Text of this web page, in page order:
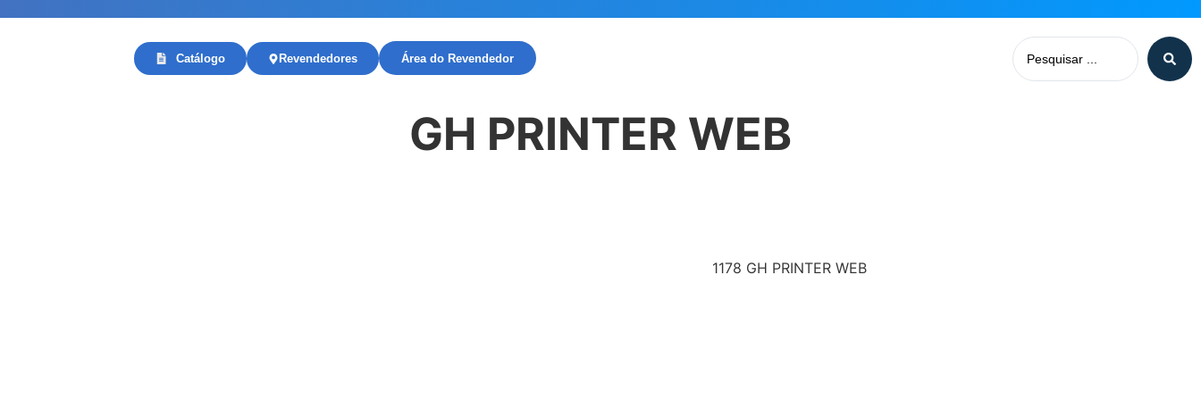
Catálogo Revendedores Área do Revendedor
GH PRINTER WEB
1178 GH PRINTER WEB